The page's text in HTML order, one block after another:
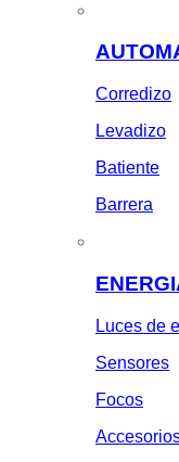
Corredizo
Levadizo
Batiente
Barrera
Luces de
Sensores
Focos